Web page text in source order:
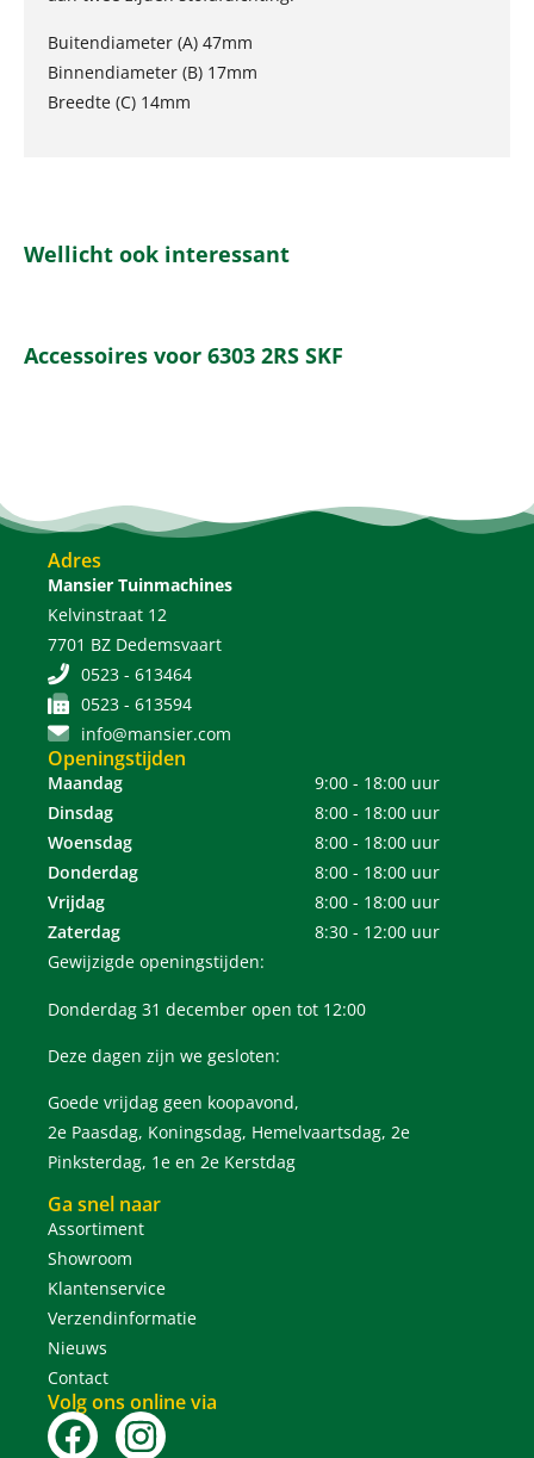
Buitendiameter (A) 47mm
Binnendiameter (B) 17mm
Breedte (C) 14mm
Wellicht ook interessant
Accessoires voor 6303 2RS SKF
Adres
Mansier Tuinmachines
Kelvinstraat 12
7701 BZ Dedemsvaart
0523 - 613464
0523 - 613594
info@mansier.com
Openingstijden
Maandag
9:00 - 18:00 uur
Dinsdag
8:00 - 18:00 uur
Woensdag
8:00 - 18:00 uur
Donderdag
8:00 - 18:00 uur
Vrijdag
8:00 - 18:00 uur
Zaterdag
8:30 - 12:00 uur
Gewijzigde openingstijden:
Donderdag 31 december open tot 12:00
Deze dagen zijn we gesloten:
Goede vrijdag geen koopavond,
2e Paasdag, Koningsdag, Hemelvaartsdag, 2e
Pinksterdag, 1e en 2e Kerstdag
Ga snel naar
Assortiment
Showroom
Klantenservice
Verzendinformatie
Nieuws
Contact
Volg ons online via